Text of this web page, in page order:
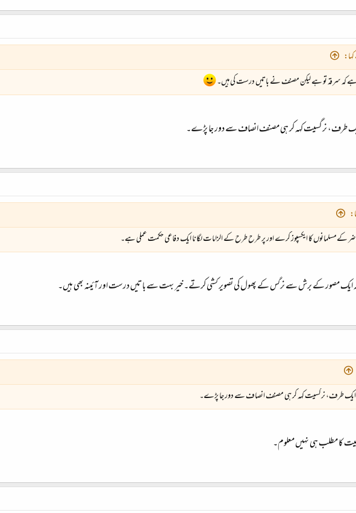
کہ سرقہ تو ہے لیکن مصنف نے باتیں درست کی ہیں۔
طرف، نرگسیت کہہ کر ہی مصنف انصاف سے دور جا پڑے۔
کےمسلمانوں کا ایکسپوز کرے اور پر طرح طرح کے الزامات لگانا ایک دفاعی حکمت عملی ہے۔
ایک مصور کے برش سے نرگس کے پھول کی تصویر کشی کرتے۔ خیر بہت سے باتیں درست اور آئینہ بھی ہیں۔
طرف، نرگسیت کہہ کر ہی مصنف انصاف سے دور جا پڑے۔
کا مطلب ہی نہیں معلوم۔